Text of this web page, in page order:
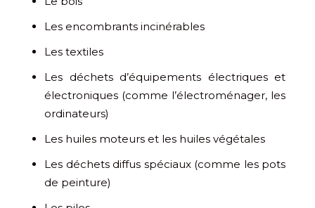
Les encombrants incinérables
Les textiles
Les déchets d’équipements électriques et
électroniques (comme l’électroménager, les
ordinateurs)
Les huiles moteurs et les huiles végétales
Les déchets diffus spéciaux (comme les pots
de peinture)